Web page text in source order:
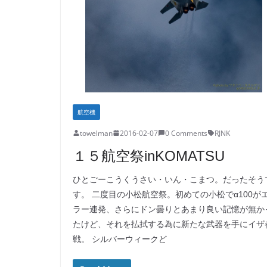
航空機
towelman 2016-02-07 0 Comments RJNK
１５航空祭inKOMATSU
ひとごーこうくうさい・いん・こまつ。だったそう
す。 二度目の小松航空祭。初めての小松でα100が
ラー連発、さらにドン曇りとあまり良い記憶が無か
たけど、それを払拭する為に新たな武器を手にイザ
戦。 シルバーウィークど